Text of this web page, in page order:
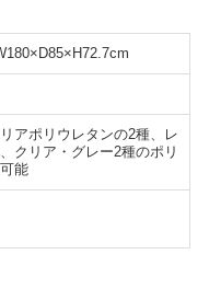
アポリウレタンの2種、レ
クリア・グレー2種のポリ
能